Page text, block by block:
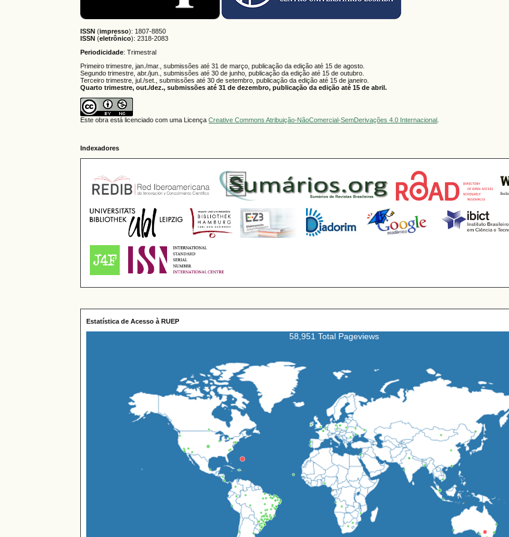
ISSN (impresso): 1807-8850
ISSN (eletrônico):2318-2083
Periodicidade: Trimestral
Primeiro trimestre, jan./mar., submissões até 31 de março, publicação da edição até 15 de agosto.
Segundo trimestre, abr./jun., submissões até 30 de junho, publicação da edição até 15 de outubro.
Terceiro trimestre, jul./set., submissões até 30 de setembro, publicação da edição até 15 de janeiro.
Quarto trimestre, out./dez., submissões até 31 de dezembro, publicação da edição até 15 de abril.
Este obra está licenciado com uma LicençaCreative Commons Atribuição-NãoComercial-SemDerivações 4.0 Internacional
Indexadores
Estatística de Acesso à RUEP
58,951 Total Pageviews